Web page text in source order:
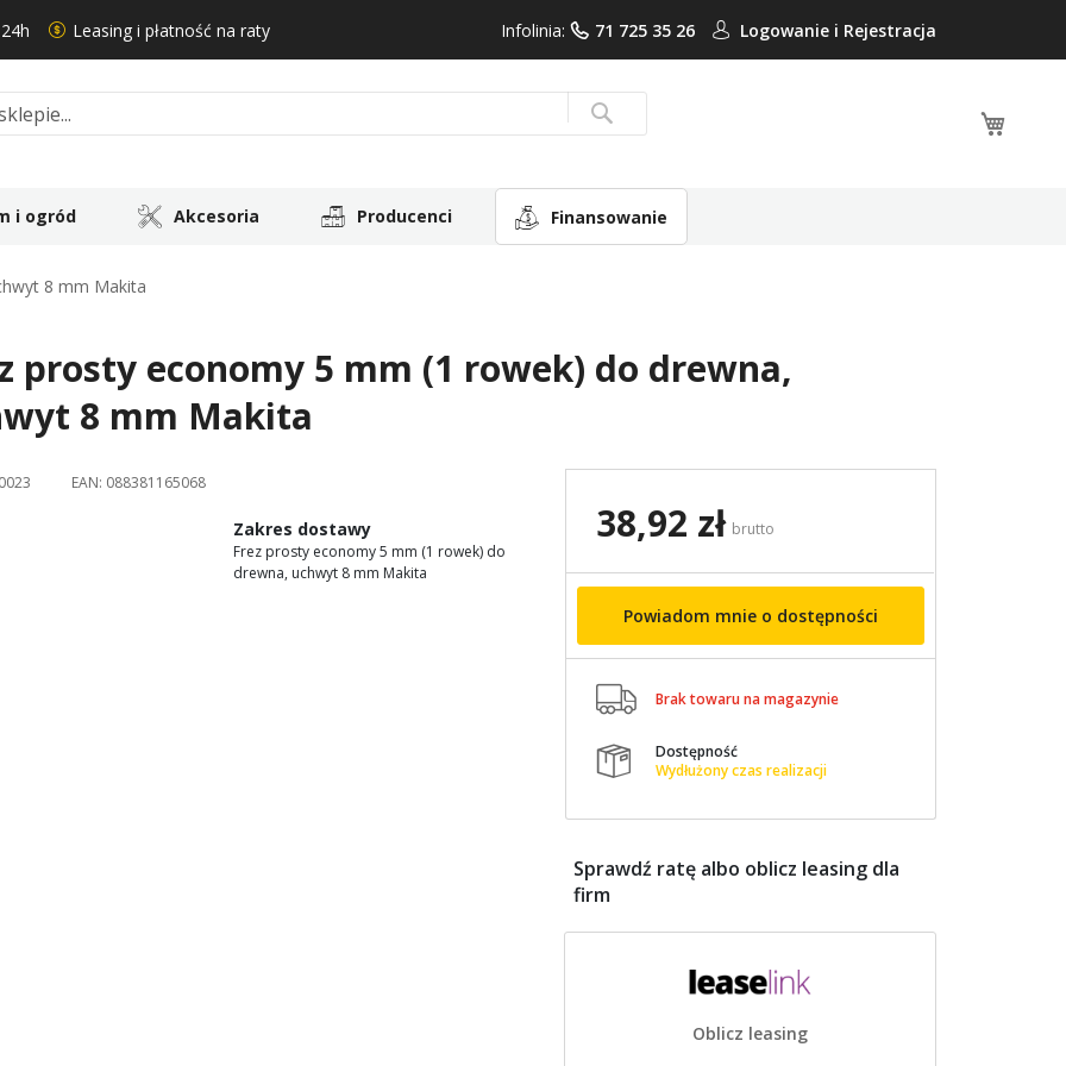
Leasing i płatność na raty Infolinia: 71 725 35 26 Logowanie i Rejestracja
Search
i ogród Akcesoria Producenci Finansowanie
8 mm Makita
prosty economy 5 mm (1 rowek) do drewna,
8 mm Makita
EAN: 088381165068
Zakres dostawy
Frez prosty economy 5 mm (1 rowek) do
drewna, uchwyt 8 mm Makita
38,92 zł brutto
Powiadom mnie o dostępności
 Brak towaru na magazynie

Dostępność
Wydłużony czas realizacji
Sprawdź ratę albo oblicz leasing dla
firm
Oblicz leasing